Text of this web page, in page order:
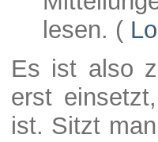
lesen. (
Es ist also
erst
ist. Sitzt